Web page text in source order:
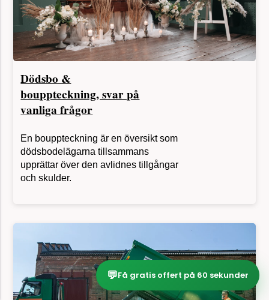
Dödsbo &
bouppteckning, svar på
vanliga frågor
En bouppteckning är en översikt som
dödsbodelägarna tillsammans
upprättar över den avlidnes tillgångar
och skulder.
💬Få gratis offert på 60 sekunder